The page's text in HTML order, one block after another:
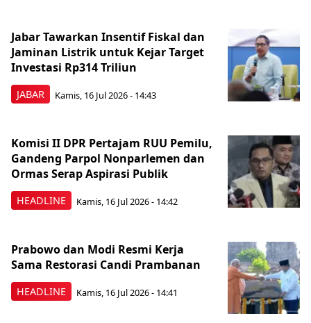
JABAR
Jabar Tawarkan Insentif Fiskal dan
Jaminan Listrik untuk Kejar Target
Investasi Rp314 Triliun
Kamis, 16 Jul 2026 - 14:43
HEADLINE
Komisi II DPR Pertajam RUU Pemilu,
Gandeng Parpol Nonparlemen dan
Ormas Serap Aspirasi Publik
Kamis, 16 Jul 2026 - 14:42
HEADLINE
Prabowo dan Modi Resmi Kerja
Sama Restorasi Candi Prambanan
Kamis, 16 Jul 2026 - 14:41